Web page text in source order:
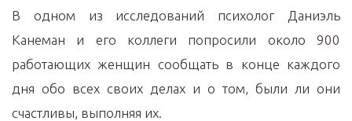
В одном из исследований психолог Даниэль
Канеман и его коллеги попросили около 900
работающих женщин сообщать в конце каждого
дня обо всех своих делах и о том, были ли они
счастливы, выполняя их.